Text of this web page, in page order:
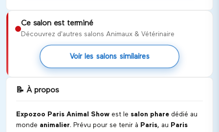
Ce salon est terminé
Découvrez d'autres salons Animaux & Vétérinaire
Voir les salons similaires
📝 À propos
Expozoo Paris Animal Show est le salon phare dédié au
monde animalier. Prévu pour se tenir à Paris, au Paris